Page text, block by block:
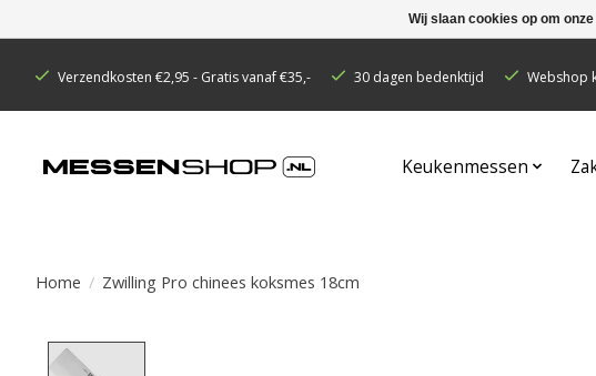
Verzendkosten €2,95 - Gratis vanaf €35,- 30 dagen bedenktijd Webshop
Keukenmessen
Home / Zwilling Pro chinees koksmes 18cm
Wij slaan cookies op om